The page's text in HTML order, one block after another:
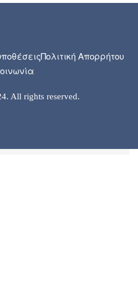
Πολιτική Απορρήτου
All rights reserved.